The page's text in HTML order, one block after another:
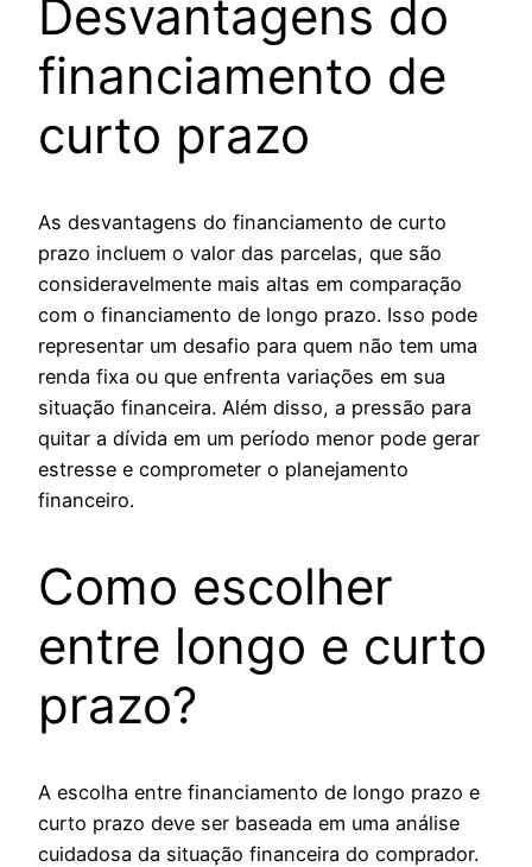
Desvantagens do
financiamento de
curto prazo
As desvantagens do financiamento de curto
prazo incluem o valor das parcelas, que são
consideravelmente mais altas em comparação
com o financiamento de longo prazo. Isso pode
representar um desafio para quem não tem uma
renda fixa ou que enfrenta variações em sua
situação financeira. Além disso, a pressão para
quitar a dívida em um período menor pode gerar
estresse e comprometer o planejamento
financeiro.
Como escolher
entre longo e curto
prazo?
A escolha entre financiamento de longo prazo e
curto prazo deve ser baseada em uma análise
cuidadosa da situação financeira do comprador.